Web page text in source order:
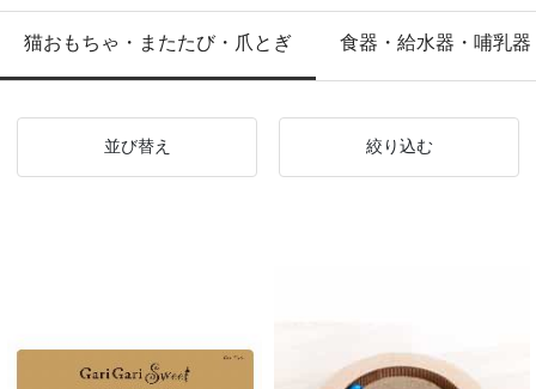
猫おもちゃ・またたび・爪とぎ 食器・給水器・哺乳器
並び替え 絞り込む